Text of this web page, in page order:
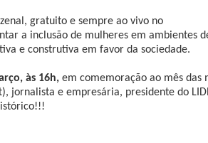
gratuito e sempre ao vivo no
a inclusão de mulheres em ambientes
e construtiva em favor da sociedade.
às 16h, em comemoração ao mês das
jornalista e empresária, presidente do